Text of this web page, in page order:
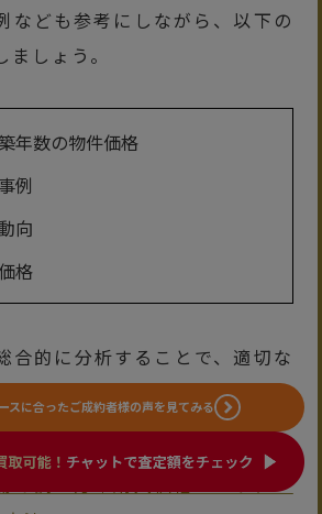
なども参考にしながら、以下の
しょう。
年数の物件価格
例
向
格
合的に分析することで、適切な
決定できます。
の調べ方｜購入価格・エリア・
スに合ったご成約者様の声を見てみる